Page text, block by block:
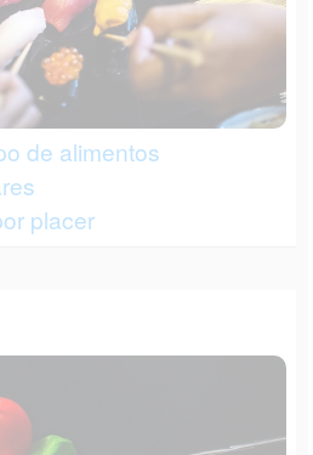
de alimentos
placer